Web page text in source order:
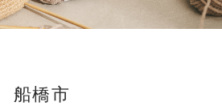
船橋市